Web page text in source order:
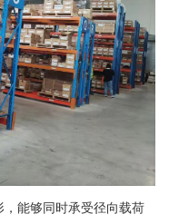
能够同时承受径向载荷